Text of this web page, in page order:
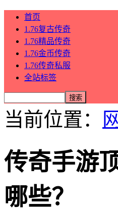
首页
1.76复古传奇
1.76精品传奇
1.76金币传奇
1.76传奇私服
全站标签
当前位置：
传奇手游
哪些？